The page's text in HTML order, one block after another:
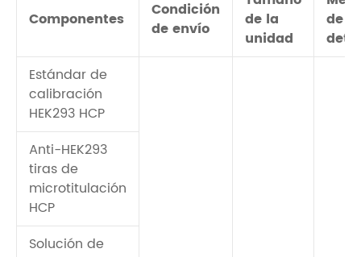
Componentes
Condición
de envío
de la
unidad
de
Estándar de
calibración
HEK293 HCP
Anti-HEK293
tiras de
microtitulación
HCP
Solución de